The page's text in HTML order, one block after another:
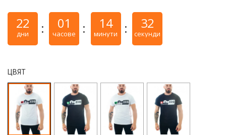
22
дни
01
часове
14
минути
32
секунди
ЦВЯТ